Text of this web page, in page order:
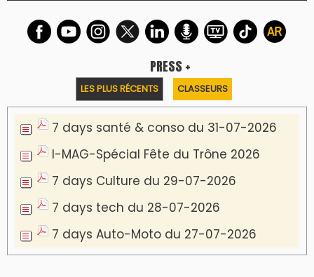
Podcast I-Week-N°137 du 26-07-2026
Podcast Eco-Business du 20-07-2026
Podcast IA-MAG-07 du 22-07-2026
Podcast I-Week N°136-19-07-2026
Podcast I-débats N31 du 18-07-2026
Communiqué de presse
Marrakech : le Musée Yves Saint Laurent fait
du mois d'août un rendez-vous